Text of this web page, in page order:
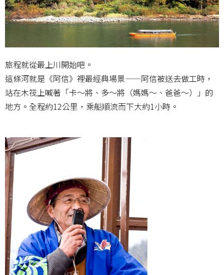
旅程就從最上川開始吧。
這條河就是《阿信》裡最經典場景——阿信被送去做工時，
站在木筏上喊著「卡～將、多～將（媽媽～、爸爸～）」的
地方。全程約12公里，乘船順流而下大約1小時。